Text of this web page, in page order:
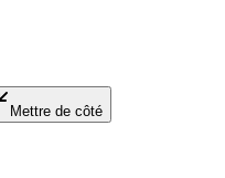
Mettre de côté